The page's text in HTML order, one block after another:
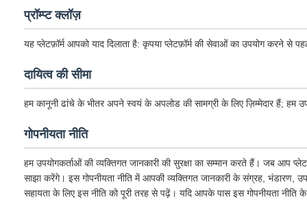
प्रॉम्प्ट क्लॉज़
यह प्लेटफ़ॉर्म आपको याद दिलाता है: कृपया प्लेटफ़ॉर्म की सेवाओं का उपयोग करने
दायित्व की सीमा
हम कानूनी ढांचे के भीतर अपने स्वयं के अपलोड की सामग्री के लिए ज़िम्मेदार हैं; हम
गोपनीयता नीति
हम उपयोगकर्ताओं की व्यक्तिगत जानकारी की सुरक्षा का सम्मान करते हैं। जब आप
साझा करेंगे। इस गोपनीयता नीति में आपकी व्यक्तिगत जानकारी के संग्रह,
सहायता के लिए इस नीति को पूरी तरह से पढ़ें। यदि आपके पास इस गोपनीयता नीति